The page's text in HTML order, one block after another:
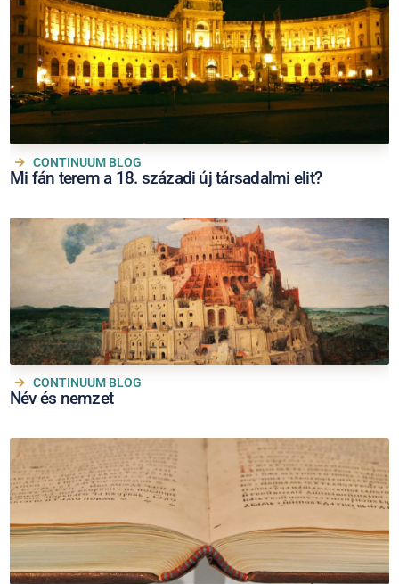
CONTINUUM BLOG
Mi fán terem a 18. századi új társadalmi elit?
CONTINUUM BLOG
Név és nemzet